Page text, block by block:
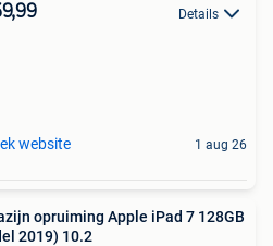
Details
website 1 aug 26
opruiming Apple iPad 7 128GB
2019) 10.2